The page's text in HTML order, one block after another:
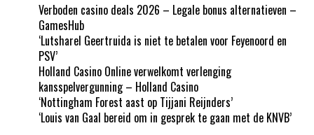
Verboden casino deals 2026 – Legale bonus alternatieven –
GamesHub
‘Lutsharel Geertruida is niet te betalen voor Feyenoord en
PSV’
Holland Casino Online verwelkomt verlenging
kansspelvergunning – Holland Casino
‘Nottingham Forest aast op Tijjani Reijnders’
‘Louis van Gaal bereid om in gesprek te gaan met de KNVB’